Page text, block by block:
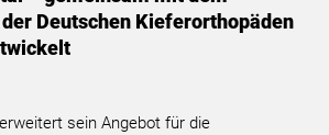
Deutschen Kieferorthopäden
sein Angebot für die